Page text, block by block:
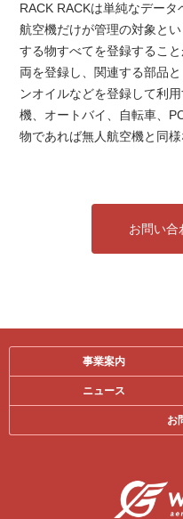
RACK RACKは単純なデー
航空機だけが管理の対象と
する物すべてを登録するこ
両を登録し、関連する部品
ンオイルなどを登録して利
機、オートバイ、自転車、
物であれば無人航空機と同様
お問い合
事業案内
ニュース
お